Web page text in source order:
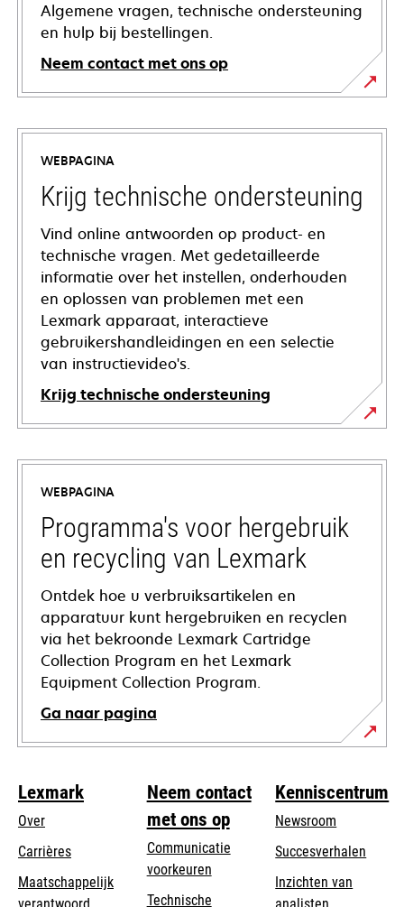
Algemene vragen, technische ondersteuning
en hulp bij bestellingen.
Neem contact met ons op
WEBPAGINA
Krijg technische ondersteuning
Vind online antwoorden op product- en
technische vragen. Met gedetailleerde
informatie over het instellen, onderhouden
en oplossen van problemen met een
Lexmark apparaat, interactieve
gebruikershandleidingen en een selectie
van instructievideo's.
Krijg technische ondersteuning
opens
in
new
tab
WEBPAGINA
Programma's voor hergebruik
en recycling van Lexmark
Ontdek hoe u verbruiksartikelen en
apparatuur kunt hergebruiken en recyclen
via het bekroonde Lexmark Cartridge
Collection Program en het Lexmark
Equipment Collection Program.
Ga naar pagina
Lexmark
Over
Carrières
Maatschappelijk
Neem contact
met ons op
Communicatie
voorkeuren
Technische
Kenniscentrum
Newsroom
Succesverhalen
Inzichten van